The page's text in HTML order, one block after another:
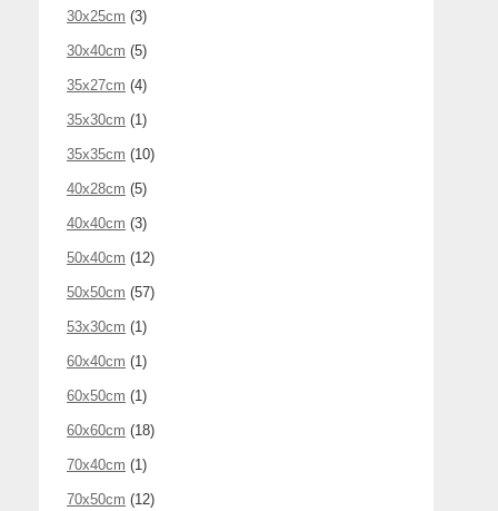
30x25cm (3)
30x40cm (5)
35x27cm (4)
35x30cm (1)
35x35cm (10)
40x28cm (5)
40x40cm (3)
50x40cm (12)
50x50cm (57)
53x30cm (1)
60x40cm (1)
60x50cm (1)
60x60cm (18)
70x40cm (1)
70x50cm (12)